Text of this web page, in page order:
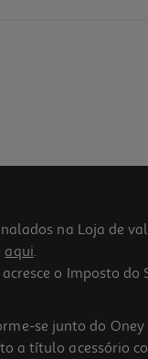
na Loja de
aqui.
o Imposto do
se junto do
a título acessório